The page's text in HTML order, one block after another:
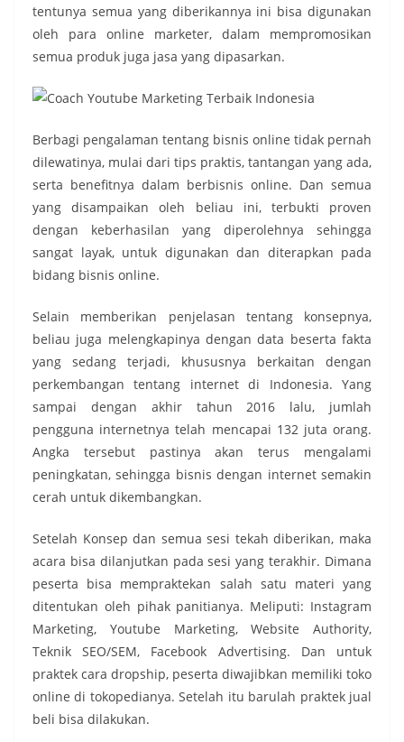
tentunya semua yang diberikannya ini bisa digunakan
oleh para online marketer, dalam mempromosikan
semua produk juga jasa yang dipasarkan.
Berbagi pengalaman tentang bisnis online tidak pernah
dilewatinya, mulai dari tips praktis, tantangan yang ada,
serta benefitnya dalam berbisnis online. Dan semua
yang disampaikan oleh beliau ini, terbukti proven
dengan keberhasilan yang diperolehnya sehingga
sangat layak, untuk digunakan dan diterapkan pada
bidang bisnis online.
Selain memberikan penjelasan tentang konsepnya,
beliau juga melengkapinya dengan data beserta fakta
yang sedang terjadi, khususnya berkaitan dengan
perkembangan tentang internet di Indonesia. Yang
sampai dengan akhir tahun 2016 lalu, jumlah
pengguna internetnya telah mencapai 132 juta orang.
Angka tersebut pastinya akan terus mengalami
peningkatan, sehingga bisnis dengan internet semakin
cerah untuk dikembangkan.
Setelah Konsep dan semua sesi tekah diberikan, maka
acara bisa dilanjutkan pada sesi yang terakhir. Dimana
peserta bisa mempraktekan salah satu materi yang
ditentukan oleh pihak panitianya. Meliputi: Instagram
Marketing, Youtube Marketing, Website Authority,
Teknik SEO/SEM, Facebook Advertising. Dan untuk
praktek cara dropship, peserta diwajibkan memiliki toko
online di tokopedianya. Setelah itu barulah praktek jual
beli bisa dilakukan.